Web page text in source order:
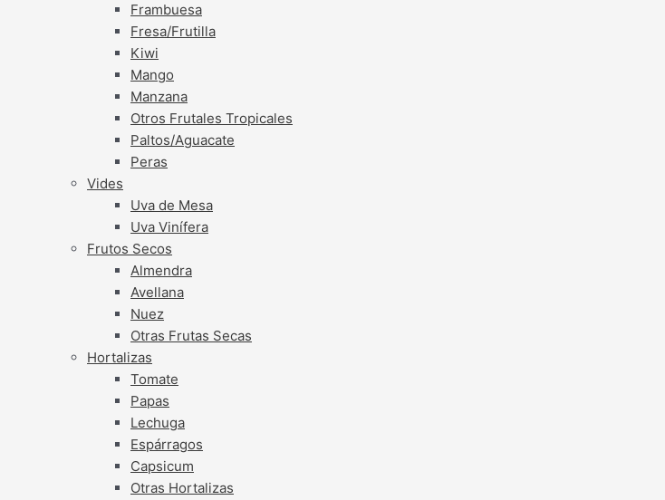
Frambuesa
Fresa/Frutilla
Kiwi
Mango
Manzana
Otros Frutales Tropicales
Paltos/Aguacate
Peras
Vides
Uva de Mesa
Uva Vinífera
Frutos Secos
Almendra
Avellana
Nuez
Otras Frutas Secas
Hortalizas
Tomate
Papas
Lechuga
Espárragos
Capsicum
Otras Hortalizas